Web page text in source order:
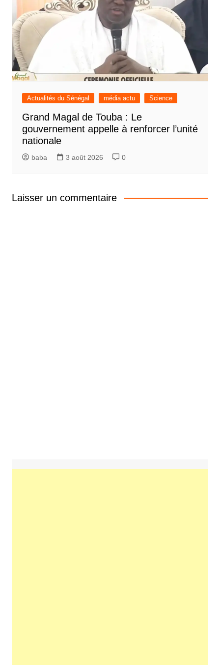
Actualités du Sénégal média actu Science
Grand Magal de Touba : Le
gouvernement appelle à renforcer l’unité
nationale
baba 3 août 2026 0
Laisser un commentaire